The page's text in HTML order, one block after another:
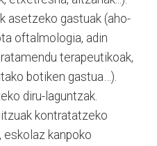
asetzeko gastuak (aho-
oftalmologia, adin
terapeutikoak,
botiken gastua…).
diru-laguntzak.
kontratatzeko
eskolaz kanpoko